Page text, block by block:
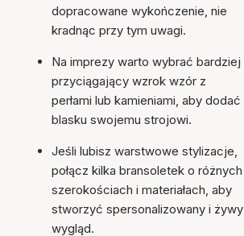
dopracowane wykończenie, nie
kradnąc przy tym uwagi.
Na imprezy warto wybrać bardziej
przyciągający wzrok wzór z
perłami lub kamieniami, aby dodać
blasku swojemu strojowi.
Jeśli lubisz warstwowe stylizacje,
połącz kilka bransoletek o różnych
szerokościach i materiałach, aby
stworzyć spersonalizowany i żywy
wygląd.